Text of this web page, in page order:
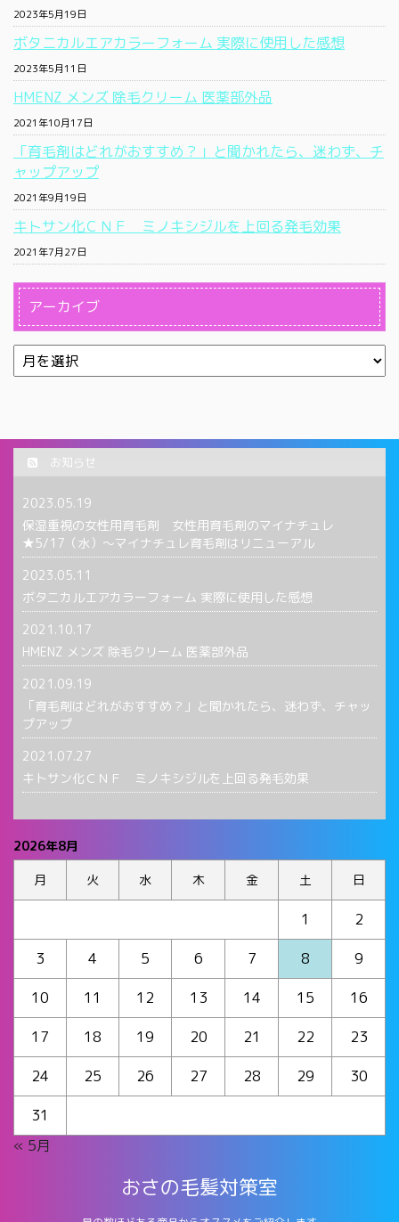
2023年5月19日
ボタニカルエアカラーフォーム 実際に使用した感想
2023年5月11日
HMENZ メンズ 除毛クリーム 医薬部外品
2021年10月17日
「育毛剤はどれがおすすめ？」と聞かれたら、迷わず、チ
ャップアップ
2021年9月19日
キトサン化ＣＮＦ ミノキシジルを上回る発毛効果
2021年7月27日
アーカイブ
お知らせ
2023.05.19
保湿重視の女性用育毛剤 女性用育毛剤のマイナチュレ
★5/17（水）〜マイナチュレ育毛剤はリニューアル
2023.05.11
ボタニカルエアカラーフォーム 実際に使用した感想
2021.10.17
HMENZ メンズ 除毛クリーム 医薬部外品
2021.09.19
「育毛剤はどれがおすすめ？」と聞かれたら、迷わず、チャッ
プアップ
2021.07.27
キトサン化ＣＮＦ ミノキシジルを上回る発毛効果
2026年8月
月
火 水 木 金 土 日
1
2
3
4 5 6 7 8
9
10
11 12 13 14 15
16
17
18 19 20 21 22
23
24
25 26 27 28 29
30
31
« 5月
おさの毛髪対策室